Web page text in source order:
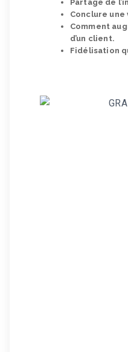
Partage de
Conclure une
Comment
d’un client.
Fidélisation